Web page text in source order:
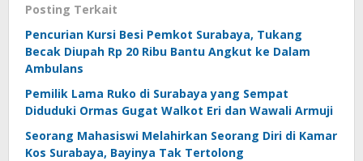
Posting Terkait
Pencurian Kursi Besi Pemkot Surabaya, Tukang
Becak Diupah Rp 20 Ribu Bantu Angkut ke Dalam
Ambulans
Pemilik Lama Ruko di Surabaya yang Sempat
Diduduki Ormas Gugat Walkot Eri dan Wawali Armuji
Seorang Mahasiswi Melahirkan Seorang Diri di Kamar
Kos Surabaya, Bayinya Tak Tertolong